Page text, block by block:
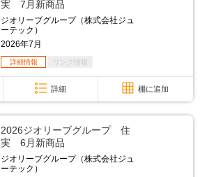
実 7月新商品
ジオリーブグループ（株式会社ジュ
ーテック）
2026年7月
詳細情報 リンク情報
詳細 棚に追加
2026ジオリーブグループ 住
実 6月新商品
ジオリーブグループ（株式会社ジュ
ーテック）